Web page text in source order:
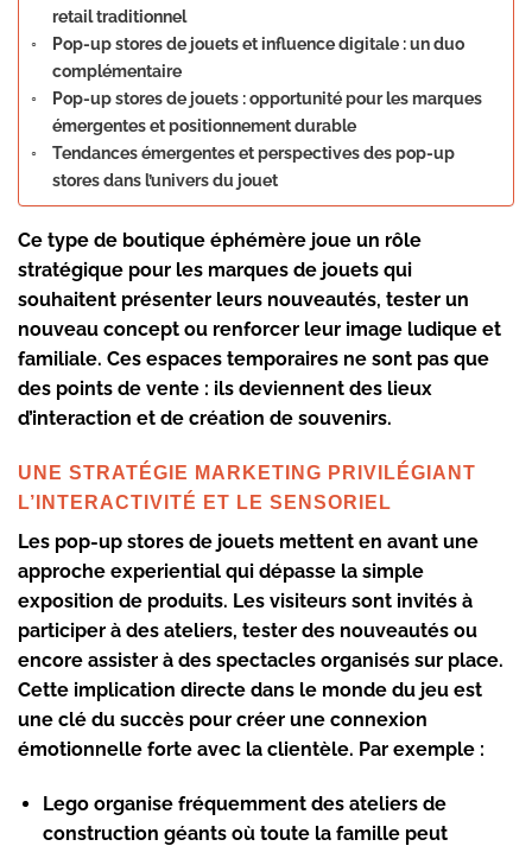
retail traditionnel
Pop-up stores de jouets et influence digitale : un duo
complémentaire
Pop-up stores de jouets : opportunité pour les marques
émergentes et positionnement durable
Tendances émergentes et perspectives des pop-up
stores dans l’univers du jouet
Ce type de boutique éphémère joue un rôle
stratégique pour les marques de jouets qui
souhaitent présenter leurs nouveautés, tester un
nouveau concept ou renforcer leur image ludique et
familiale. Ces espaces temporaires ne sont pas que
des points de vente : ils deviennent des lieux
d’interaction et de création de souvenirs.
UNE STRATÉGIE MARKETING PRIVILÉGIANT
L’INTERACTIVITÉ ET LE SENSORIEL
Les pop-up stores de jouets mettent en avant une
approche experiential qui dépasse la simple
exposition de produits. Les visiteurs sont invités à
participer à des ateliers, tester des nouveautés ou
encore assister à des spectacles organisés sur place.
Cette implication directe dans le monde du jeu est
une clé du succès pour créer une connexion
émotionnelle forte avec la clientèle. Par exemple :
Legoorganise fréquemment des ateliers de
construction géants où toute la famille peut